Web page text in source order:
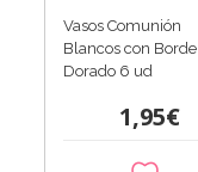
Vasos Comunión
Blancos con Borde
Dorado 6 ud
1,95€